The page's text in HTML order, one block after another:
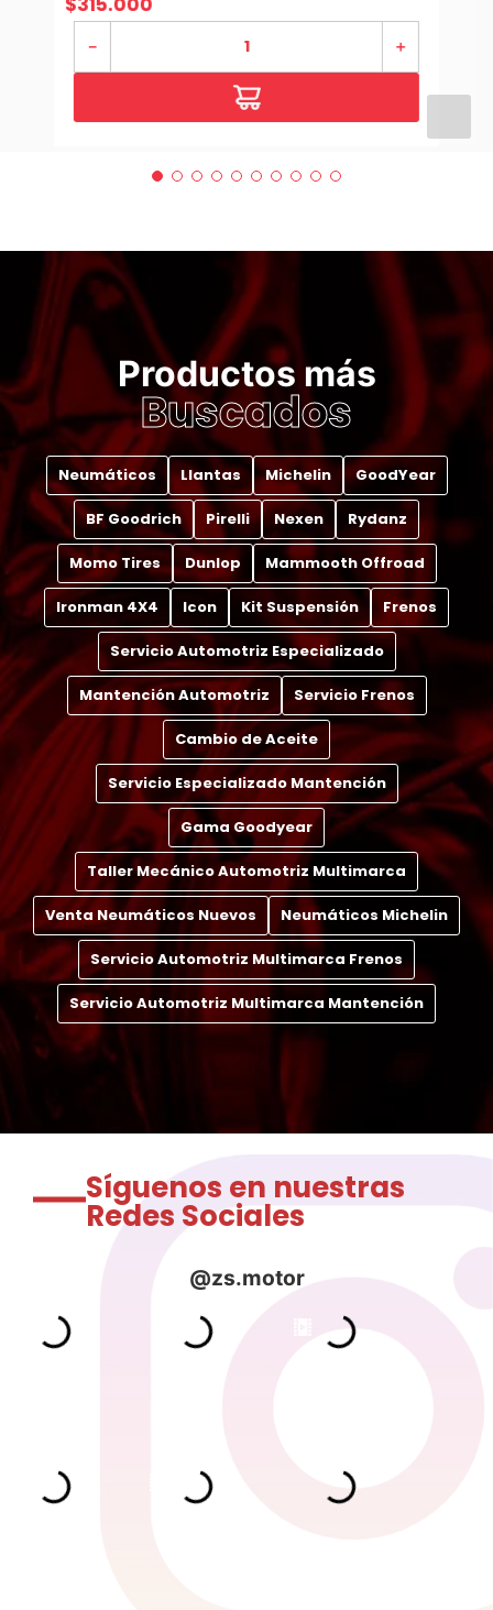
DISC. PENFLEX
＋
－
Productos más
Buscados
Neumáticos Llantas Michelin GoodYear
BF Goodrich Pirelli Nexen Rydanz
Momo Tires Dunlop Mammooth Offroad
Ironman 4X4 Icon Kit Suspensión Frenos
Servicio Automotriz Especializado
Mantención Automotriz Servicio Frenos
Cambio de Aceite
Servicio Especializado Mantención
Gama Goodyear
Taller Mecánico Automotriz Multimarca
Venta Neumáticos Nuevos Neumáticos Michelin
Servicio Automotriz Multimarca Frenos
Servicio Automotriz Multimarca Mantención
Síguenos en nuestras
Redes Sociales